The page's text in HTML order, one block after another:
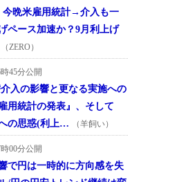
今晩米雇用統計→介入も一
ペース加速か？9月利上げ
（ZERO）
45分公開
入の影響と更なる実施への
用統計の発表』、そして
の思惑(利上…
（羊飼い）
00分公開
で円は一時的に方向感を失